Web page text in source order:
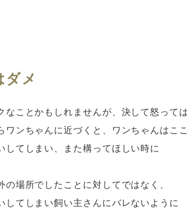
メ
ことかもしれませんが、決して怒っては
ンちゃんに近づくと、ワンちゃんはこ
てしまい、また構ってほしい時に
場所でしたことに対してではなく、
てしまい飼い主さんにバレないように